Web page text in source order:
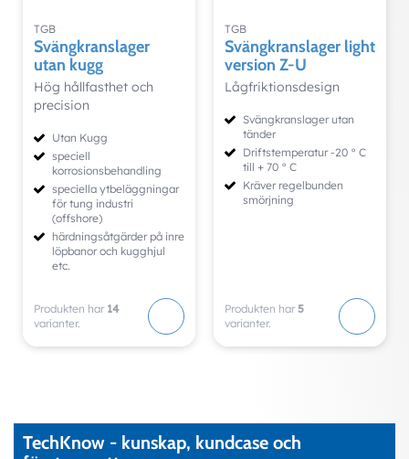
TGB
Svängkranslager
utan kugg
Hög hållfasthet och
precision
Utan Kugg
speciell
korrosionsbehandling
speciella ytbeläggningar
för tung industri
(offshore)
härdningsåtgärder på inre
löpbanor och kugghjul
etc.
Produkten har 14
varianter.
TGB
Svängkranslager light
version Z-U
Lågfriktionsdesign
Svängkranslager utan
tänder
Driftstemperatur -20 ° C
till + 70 ° C
Kräver regelbunden
smörjning
Produkten har 5
varianter.
TechKnow - kunskap, kundcase och